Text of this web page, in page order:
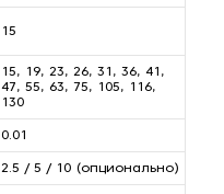
15
15, 19, 23, 26, 31, 36, 41,
47, 55, 63, 75, 105, 116,
130
0.01
2.5 / 5 / 10 (опционально)